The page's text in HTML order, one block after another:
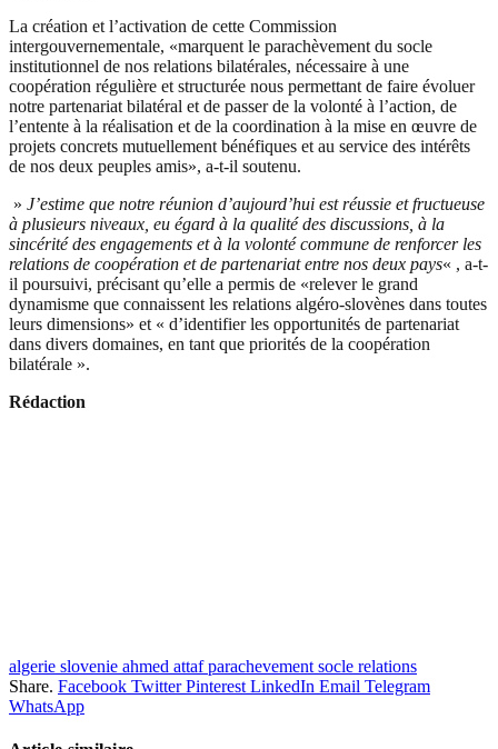
La création et l’activation de cette Commission
intergouvernementale, «marquent le parachèvement du socle
institutionnel de nos relations bilatérales, nécessaire à une
coopération régulière et structurée nous permettant de faire évoluer
notre partenariat bilatéral et de passer de la volonté à l’action, de
l’entente à la réalisation et de la coordination à la mise en œuvre de
projets concrets mutuellement bénéfiques et au service des intérêts
de nos deux peuples amis», a-t-il soutenu.
» J’estime que notre réunion d’aujourd’hui est réussie et fructueuse
à plusieurs niveaux, eu égard à la qualité des discussions, à la
sincérité des engagements et à la volonté commune de renforcer les
relations de coopération et de partenariat entre nos deux pays« , a-t-
il poursuivi, précisant qu’elle a permis de «relever le grand
dynamisme que connaissent les relations algéro-slovènes dans toutes
leurs dimensions» et « d’identifier les opportunités de partenariat
dans divers domaines, en tant que priorités de la coopération
bilatérale ».
Rédaction
algerie slovenie ahmed attaf parachevement socle relations
Share. Facebook Twitter Pinterest LinkedIn Email Telegram
WhatsApp